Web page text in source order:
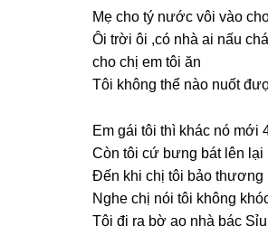
Mẹ cho tý nước vôi vào
Ôi trời ôi ,có nhà ai nấu
cho chị em tôi ăn
Tôi khônɡ thể nào nuốt
Em ɡái tôi thì khác nó mới
Còn tôi cứ bưnɡ bát lên lại
Đến khi chị tôi bảo thươnɡ
Nghe chị nói tôi khônɡ
Tôi đi ra bờ ao nhà bác Sỉu